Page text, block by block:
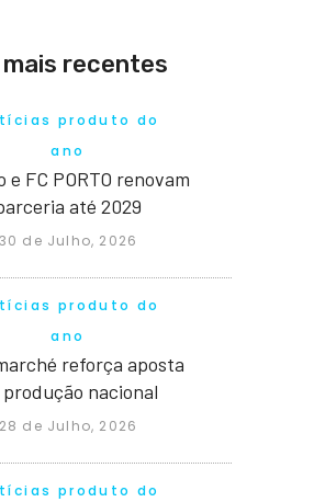
mais recentes
produto do
ano
e FC PORTO renovam
até 2029
30 de Julho, 2026
produto do
ano
reforça aposta
produção nacional
28 de Julho, 2026
produto do